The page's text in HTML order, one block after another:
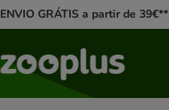
ENVIO GRÁTIS a partir de 39€**